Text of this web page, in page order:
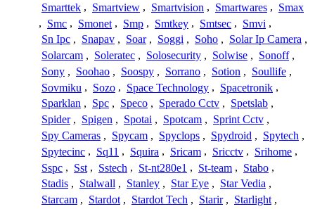
Smarttek , Smartview , Smartvision , Smartwares , Smax
, Smc , Smonet , Smp , Smtkey , Smtsec , Smvi ,
Sn Ipc , Snapav , Soar , Soggi , Soho , Solar Ip Camera ,
Solarcam , Soleratec , Solosecurity , Solwise , Sonoff ,
Sony , Soohao , Soospy , Sorrano , Sotion , Soullife ,
Sovmiku , Sozo , Space Technology , Spacetronik ,
Sparklan , Spc , Speco , Sperado Cctv , Spetslab ,
Spider , Spigen , Spotai , Spotcam , Sprint Cctv ,
Spy Cameras , Spycam , Spyclops , Spydroid , Spytech ,
Spytecinc , Sq11 , Squira , Sricam , Sricctv , Srihome ,
Sspc , Sst , Sstech , St-nt280e1 , St-team , Stabo ,
Stadis , Stalwall , Stanley , Star Eye , Star Vedia ,
Starcam , Stardot , Stardot Tech , Starir , Starlight ,